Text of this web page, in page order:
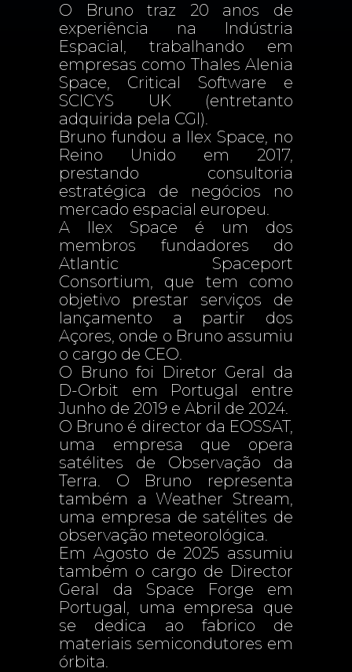
O Bruno traz 20 anos de
experiência na Indústria
Espacial, trabalhando em
empresas como Thales Alenia
Space, Critical Software e
SCICYS UK (entretanto
adquirida pela CGI).
Bruno fundou a Ilex Space, no
Reino Unido em 2017,
prestando consultoria
estratégica de negócios no
mercado espacial europeu.
A Ilex Space é um dos
membros fundadores do
Atlantic Spaceport
Consortium, que tem como
objetivo prestar serviços de
lançamento a partir dos
Açores, onde o Bruno assumiu
o cargo de CEO.
O Bruno foi Diretor Geral da
D-Orbit em Portugal entre
Junho de 2019 e Abril de 2024.
O Bruno é director da EOSSAT,
uma empresa que opera
satélites de Observação da
Terra. O Bruno representa
também a Weather Stream,
uma empresa de satélites de
observação meteorológica.
Em Agosto de 2025 assumiu
também o cargo de Director
Geral da Space Forge em
Portugal, uma empresa que
se dedica ao fabrico de
materiais semicondutores em
órbita.